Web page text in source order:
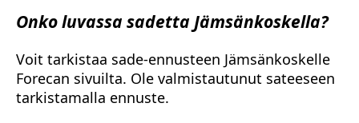
Onko luvassa sadetta Jämsänkoskella?
Voit tarkistaa sade-ennusteen Jämsänkoskelle
Forecan sivuilta. Ole valmistautunut sateeseen
tarkistamalla ennuste.